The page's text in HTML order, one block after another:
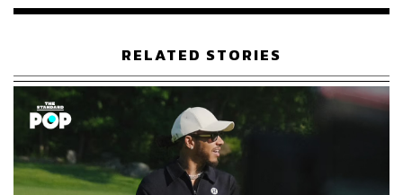
RELATED STORIES